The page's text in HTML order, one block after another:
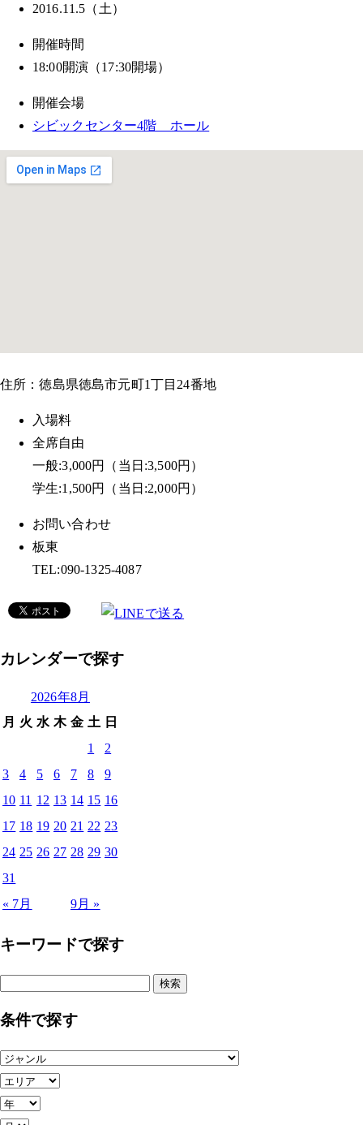
2016.11.5（土）
開催時間
18:00開演（17:30開場）
開催会場
シビックセンター4階 ホール
住所：徳島県徳島市元町1丁目24番地
入場料
全席自由
一般:3,000円（当日:3,500円）
学生:1,500円（当日:2,000円）
お問い合わせ
板東
TEL:090-1325-4087
カレンダーで探す
2026年8月
月 火 水 木 金 土 日
« 7月 9月 »
1
2
3
4 5 6 7 8
9
10 11 12 13 14 15 16
17 18 19 20 21 22 23
24 25 26 27 28 29 30
31
キーワードで探す
条件で探す